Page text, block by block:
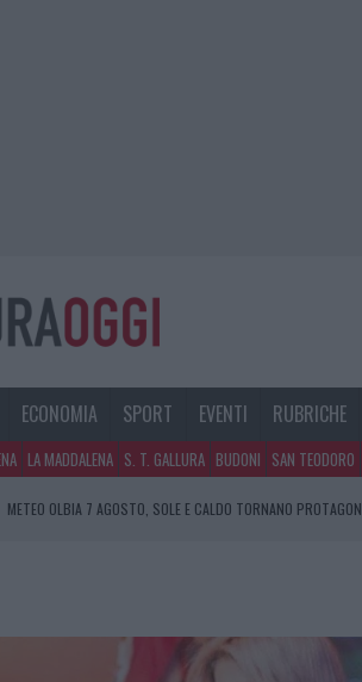
ECONOMIA SPORT EVENTI RUBRICHE
LA MADDALENA S. T. GALLURA BUDONI SAN TEODORO
METEO OLBIA 7 AGOSTO, SOLE E CALDO TORNANO
CLIENTI SVUOTANO LE SUITE: FURTO DA 50MILA NEL RESORT